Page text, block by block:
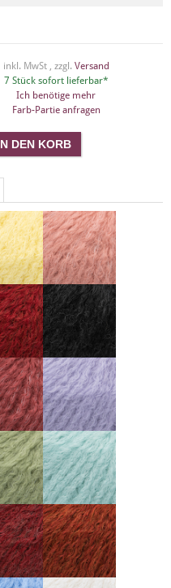
inkl. MwSt , zzgl. Versand
7 Stück sofort lieferbar*
Ich benötige mehr
Farb-Partie anfragen